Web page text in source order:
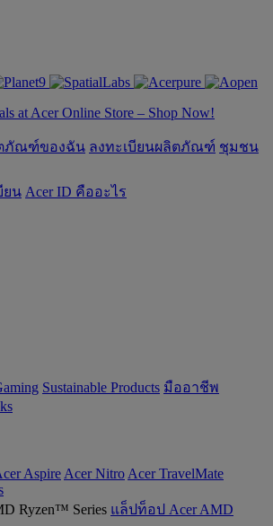
at Acer Online Store – Shop Now!
ภัณฑ์ของฉัน ลงทะเบียนผลิตภัณฑ์ ชุมชน
ยน Acer ID คืออะไร
‌Sustainable Products มืออาชีพ
Aspire Acer Nitro Acer TravelMate
แล็ปท็อป Acer AMD